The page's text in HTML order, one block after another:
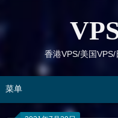
香港VPS/美国
菜单